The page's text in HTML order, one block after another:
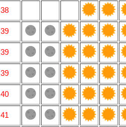
38
39
39
39
40
41